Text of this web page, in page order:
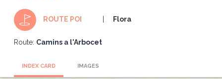
ROUTE POI Flora
Route: Camins a l'Arbocet
INDEX CARD IMAGES